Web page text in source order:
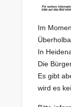
Im
In
Die
Es gibt
wird es